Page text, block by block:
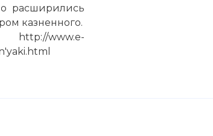
расширились
казненного.